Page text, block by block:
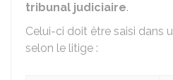
tribunal judiciaire.
Celui-ci doit être saisi dans
selon le litige :